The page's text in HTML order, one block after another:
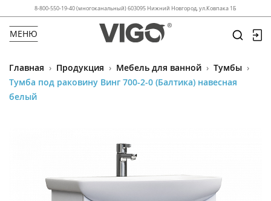
8-800-550-19-40 (многоканальный) 603095 Нижний Новгород, ул.Ковпака 1Б
МЕНЮ
Главная › Продукция › Мебель для ванной › Тумбы ›
Тумба под раковину Винг 700-2-0 (Балтика) навесная
белый